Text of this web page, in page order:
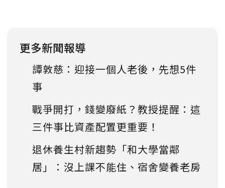
更多新聞報導
譚敦慈：迎接一個人老後，先想5件
事
戰爭開打，錢變廢紙？教授提醒：這
三件事比資產配置更重要！
退休養生村新趨勢「和大學當鄰
居」：沒上課不能住、宿舍變養老房